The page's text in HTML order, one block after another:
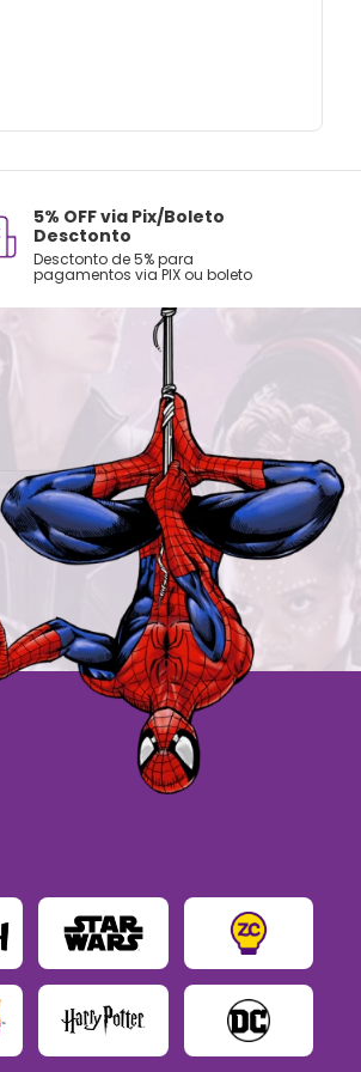
5% OFF via Pix/Boleto
Desctonto
Desctonto de 5% para
pagamentos via PIX ou boleto